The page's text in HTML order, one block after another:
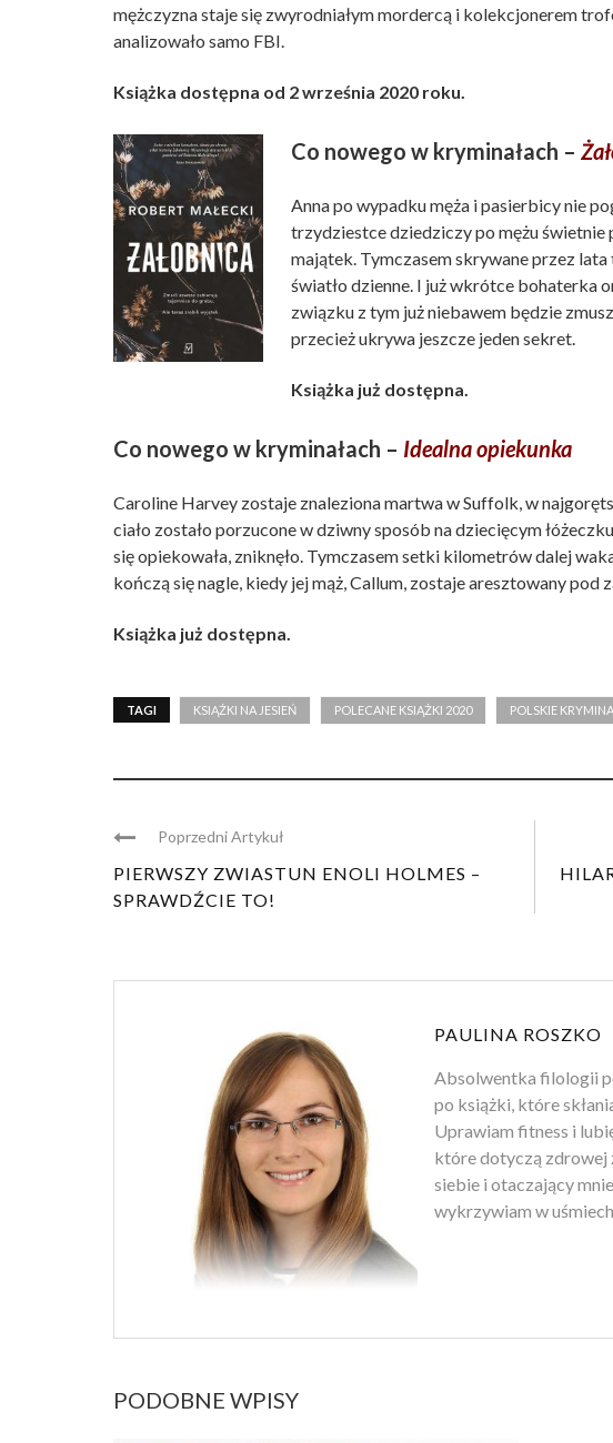
mężczyzna staje się zwyrodniałym mordercą i kolekcjonerem
analizowało samo FBI.
Książka dostępna od 2 września 2020 roku.
Co nowego w kryminałach –
Anna po wypadku męża i pasierbicy nie
trzydziestce dziedziczy po mężu
majątek. Tymczasem skrywane przez
światło dzienne. I już wkrótce bohaterka
związku z tym już niebawem będzie
przecież ukrywa jeszcze jeden sekret.
Książka już dostępna.
Co nowego w kryminałach – Idealna opiekunka
Caroline Harvey zostaje znaleziona martwa w Suffolk, w
ciało zostało porzucone w dziwny sposób na dziecięcym
się opiekowała, zniknęło. Tymczasem setki kilometrów dalej
kończą się nagle, kiedy jej mąż, Callum, zostaje aresztowany pod
Książka już dostępna.
TAGI KSIĄŻKI NA JESIEŃ POLECANE KSIĄŻKI 2020 POLSKIE
Poprzedni Artykuł
PIERWSZY ZWIASTUN ENOLI HOLMES –
SPRAWDŹCIE TO!
PAULINA ROSZKO
Absolwentka filologii
po książki, które
Uprawiam fitness i
które dotyczą zdrowej
siebie i otaczający
wykrzywiam w
PODOBNE WPISY